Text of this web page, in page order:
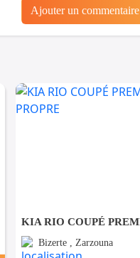
Ajouter un commentaire
Bizerte , Zarzouna